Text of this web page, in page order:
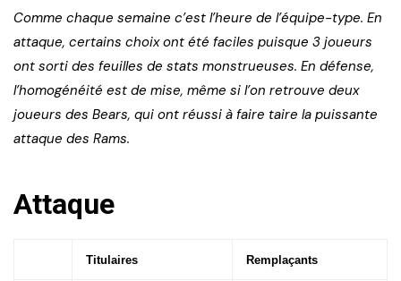
Comme chaque semaine c’est l’heure de l’équipe-type. En
attaque, certains choix ont été faciles puisque 3 joueurs
ont sorti des feuilles de stats monstrueuses. En défense,
l’homogénéité est de mise, même si l’on retrouve deux
joueurs des Bears, qui ont réussi à faire taire la puissante
attaque des Rams.
Attaque
Titulaires Remplaçants